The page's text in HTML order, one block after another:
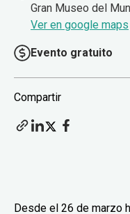
Gran Museo del
Ver en google maps
Evento gratuito
Compartir
Desde el 26 de marzo